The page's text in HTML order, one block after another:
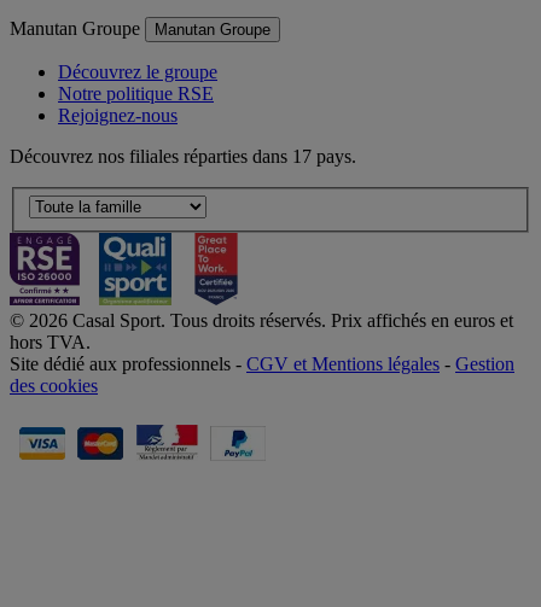
Manutan Groupe Manutan Groupe
Découvrez le groupe
Notre politique RSE
Rejoignez-nous
Découvrez nos filiales réparties dans 17 pays.
© 2026 Casal Sport. Tous droits réservés. Prix affichés en euros et
hors TVA.
Site dédié aux professionnels - CGV et Mentions légales - Gestion
des cookies